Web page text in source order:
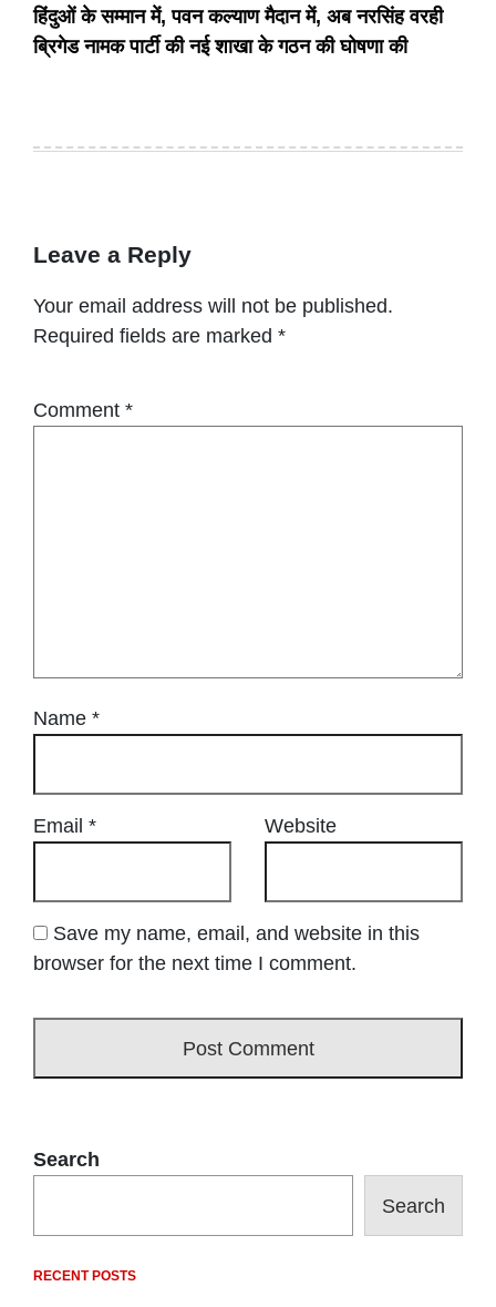
हिंदुओं के सम्मान में, पवन कल्याण मैदान में, अब नरसिंह वरही
ब्रिगेड नामक पार्टी की नई शाखा के गठन की घोषणा की
Leave a Reply
Your email address will not be published.
Required fields are marked *
Comment *
Name *
Email * Website
Save my name, email, and website in this
browser for the next time I comment.
Search
Search
RECENT POSTS